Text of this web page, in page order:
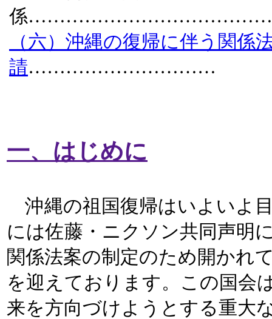
係
（六）沖縄の復帰に伴う関
請…………………………
一、はじめに
沖縄の祖国復帰はいよいよ
には佐藤・ニクソン共同声明
関係法案の制定のため開かれ
を迎えております。この国会
来を方向づけようとする重大